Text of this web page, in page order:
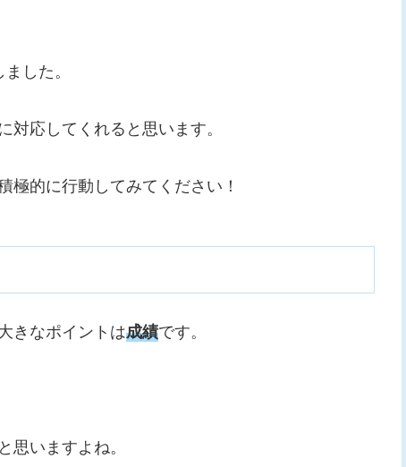
した。
応してくれると思います。
極的に行動してみてください！
きなポイントは成績です。
いますよね。